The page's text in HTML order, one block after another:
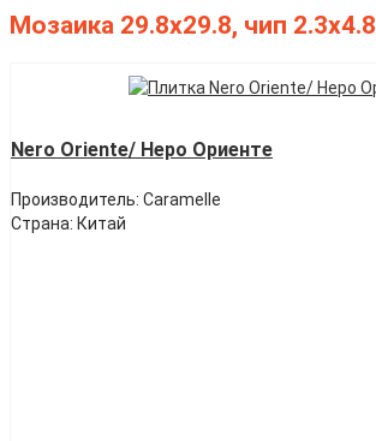
Мозаика 29.8х29.8, чип 2.3х4.8
Nero Oriente/ Неро Ориенте
Производитель: Caramelle
Страна: Китай